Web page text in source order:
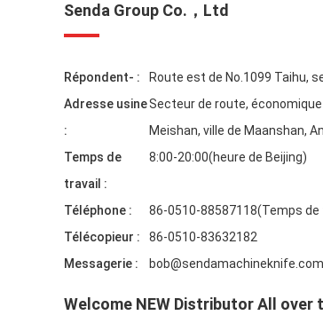
Senda Group Co.，Ltd
Répondent- :
Route est de No.1099 Taihu,
Adresse usine
:
Secteur de route,
Meishan, ville de Maanshan,
Temps de
travail :
8:00-20:00(heure de Beijing)
Téléphone :
86-0510-88587118(Temps de
Télécopieur :
86-0510-83632182
Messagerie :
bob@sendamachineknife.com
Welcome NEW Distributor All over